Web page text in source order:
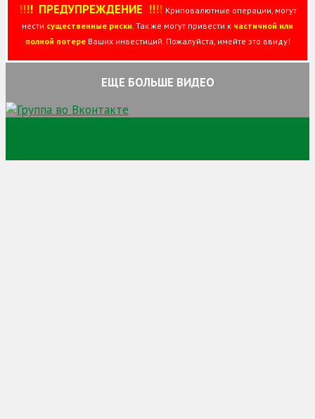
!!!!ПРЕДУПРЕЖДЕНИЕ !!!! Криповалютные операции, могут
нести существенные риски . Так же могут привести к частичной или
полной потереВаших инвестиций. Пожалуйста, имейте это ввиду!
ЕЩЕ БОЛЬШЕ ВИДЕО